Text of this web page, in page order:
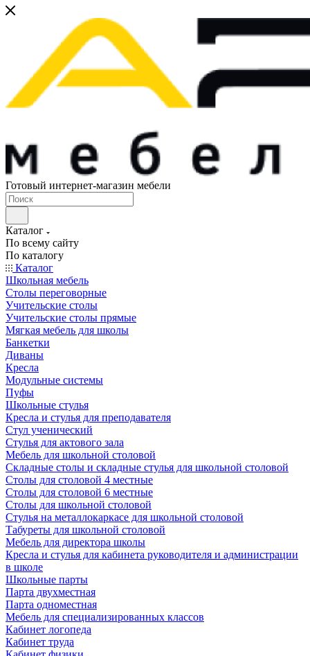
Готовый интернет-магазин мебели
Каталог
По всему сайту
По каталогу
Каталог
Школьная мебель
Столы переговорные
Учительские столы
Учительские столы прямые
Мягкая мебель для школы
Банкетки
Диваны
Кресла
Модульные системы
Пуфы
Школьные стулья
Кресла и стулья для преподавателя
Стул ученический
Стулья для актового зала
Мебель для школьной столовой
Складные столы и складные стулья для школьной столовой
Столы для столовой 4 местные
Столы для столовой 6 местные
Столы для школьной столовой
Стулья на металлокаркасе для школьной столовой
Табуреты для школьной столовой
Мебель для директора школы
Кресла и стулья для кабинета руководителя и администрации
в школе
Школьные парты
Парта двухместная
Парта одноместная
Мебель для специализированных классов
Кабинет логопеда
Кабинет труда